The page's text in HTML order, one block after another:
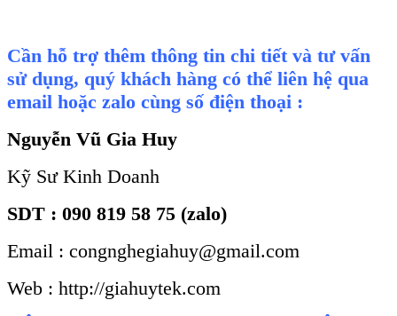
Cần hỗ trợ thêm thông tin chi tiết và tư vấn
sử dụng, quý khách hàng có thể liên hệ qua
email hoặc zalo cùng số điện thoại :
Nguyễn Vũ Gia Huy
Kỹ Sư Kinh Doanh
SDT : 090 819 58 75 (zalo)
Email : congnghegiahuy@gmail.com
Web : http://giahuytek.com